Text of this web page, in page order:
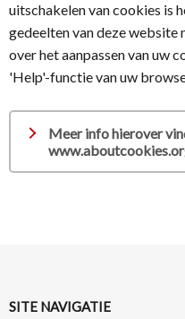
uitschakelen van cookies is
gedeelten van deze
over het aanpassen van uw
'Help'-functie van uw
Meer info hierover
SITE NAVIGATIE